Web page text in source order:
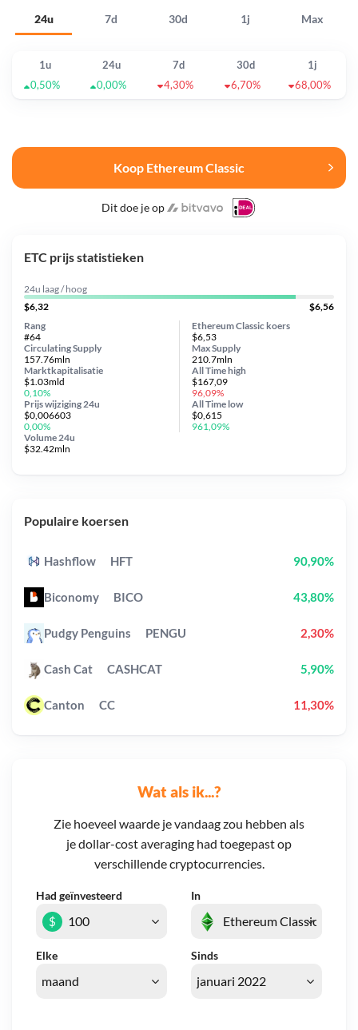
24u 7d 30d 1j Max
Koop Ethereum Classic
Dit doe je op
1u 24u 7d 30d
1j
0,50%
0,00% 4,30% 6,70% 68,00%
Wat als ik...?
Zie hoeveel waarde je vandaag zou hebben als
je dollar-cost averaging had toegepast op
verschillende cryptocurrencies.
Had geïnvesteerd In
Elke Sinds
$
ETC prijs statistieken
24u laag / hoog
$6,32
$6,56
Ethereum Classic koers
$6,53
Circulating Supply
157.76mln
Prijs wijziging 24u
$0,006603
0,00%
Max Supply
210.7mln
Marktkapitalisatie
$1.03mld
0,10%
Volume 24u
$32.42mln
Rang
#64
All Timehigh
$167,09
96,09%
All Time low
$0,615
961,09%
Populaire koersen
Hashflow HFT 90,90%
Biconomy BICO 43,80%
Pudgy Penguins PENGU 2,30%
Cash Cat CASHCAT 5,90%
Canton CC 11,30%